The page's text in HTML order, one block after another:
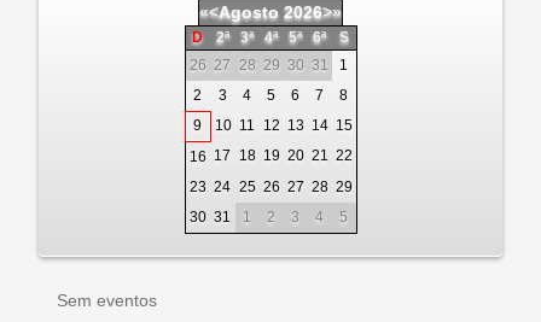
«<Agosto 2026>»
D 2ª 3ª 4ª 5ª 6ª
S
26 27 28 29 30 31
1
2
3 4 5 6 7
8
9
10 11 12 13 14 15
16 17 18 19 20 21
22
23 24 25 26 27 28 29
30 31 1 2 3 4 5
Sem eventos